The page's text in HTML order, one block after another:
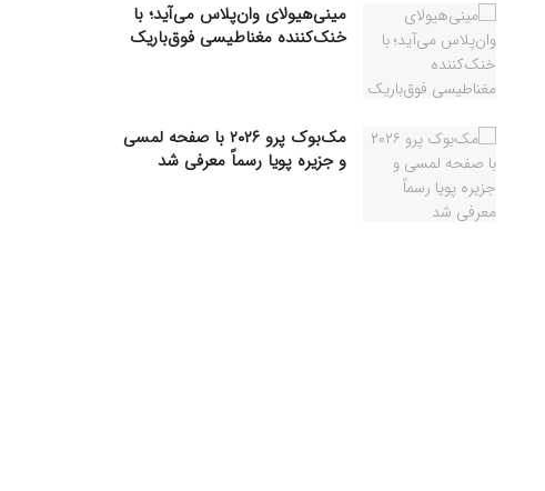
مینی‌هیولای وان‌پلاس می‌آید؛ با
خنک‌کننده مغناطیسی فوق‌باریک
مک‌بوک پرو ۲۰۲۶ با صفحه لمسی
و جزیره پویا رسماً معرفی شد